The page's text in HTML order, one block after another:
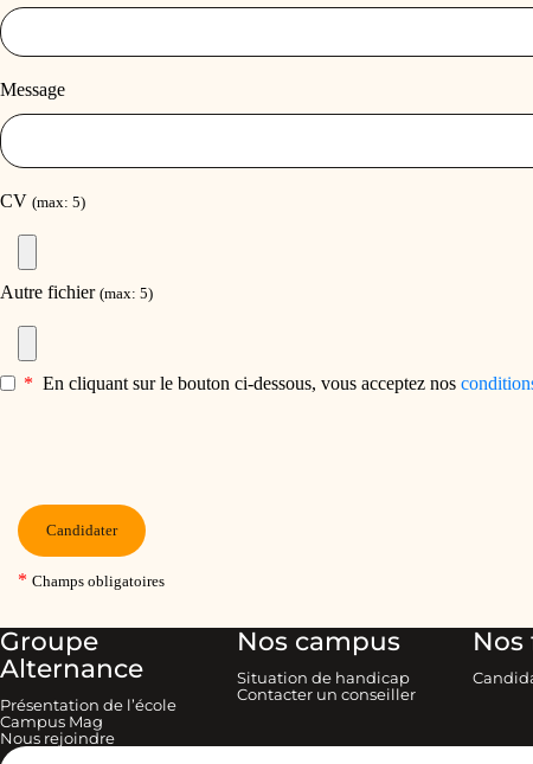
Groupe
Alternance
Présentation de l’école
Campus Mag
Nous rejoindre
Nos campus
Situation de handicap
Contacter un conseiller